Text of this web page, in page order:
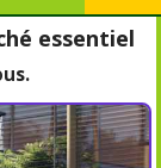
essentiel